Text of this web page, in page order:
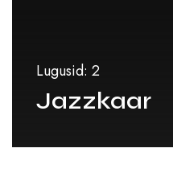
Lugusid: 2
Jazzkaar